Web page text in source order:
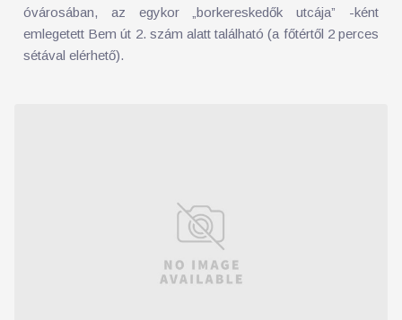
óvárosában, az egykor „borkereskedők utcája” -ként
emlegetett Bem út 2. szám alatt található (a főtértől 2 perces
sétával elérhető).